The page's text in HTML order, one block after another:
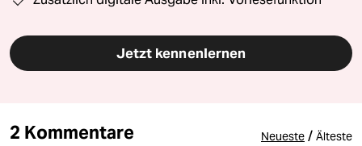
Jetzt kennenlernen
2 Kommentare Neueste / Älteste